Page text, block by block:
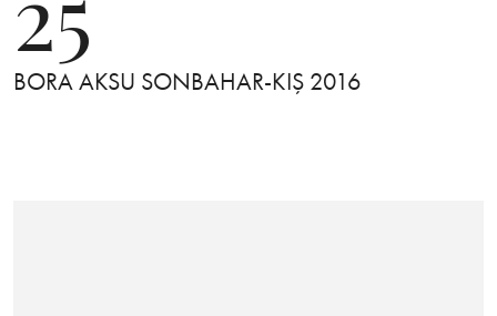
BORA AKSU SONBAHAR-KIŞ 2016